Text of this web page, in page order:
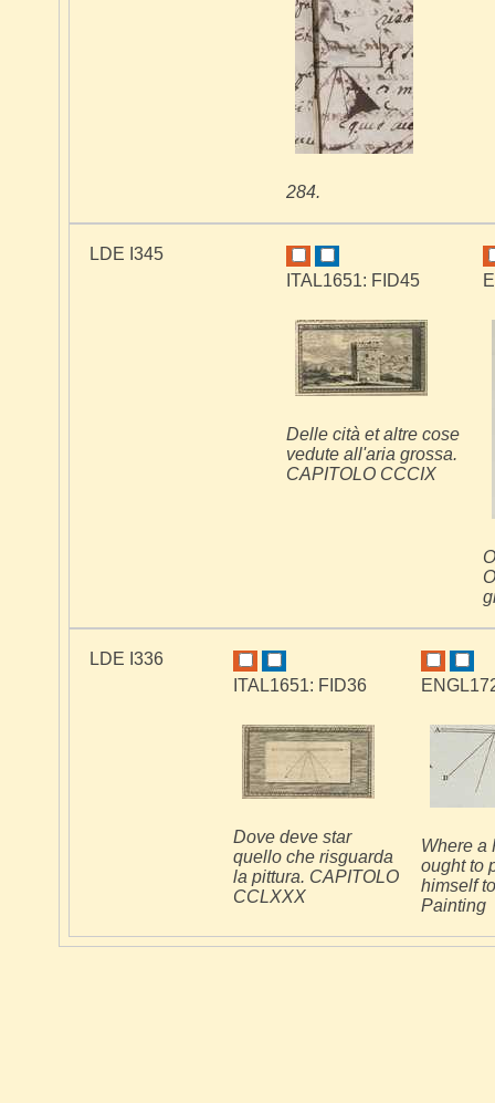
284.
LDE I345
ITAL1651: FID45
Delle cità et altre cose
vedute all'aria grossa.
CAPITOLO CCCIX
LDE I336
ITAL1651: FID36
Dove deve star
quello che risguarda
la pittura. CAPITOLO
CCLXXX
Where a
ought to
himself
Painting